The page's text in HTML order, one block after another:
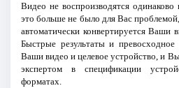
Видео не воспроизводятся
это больше не было для Вас проблемой,
автоматически конвертируется Ваши
Быстрые результаты и
Ваши видео и целевое устройство, и
экспертом в спецификации
форматах.